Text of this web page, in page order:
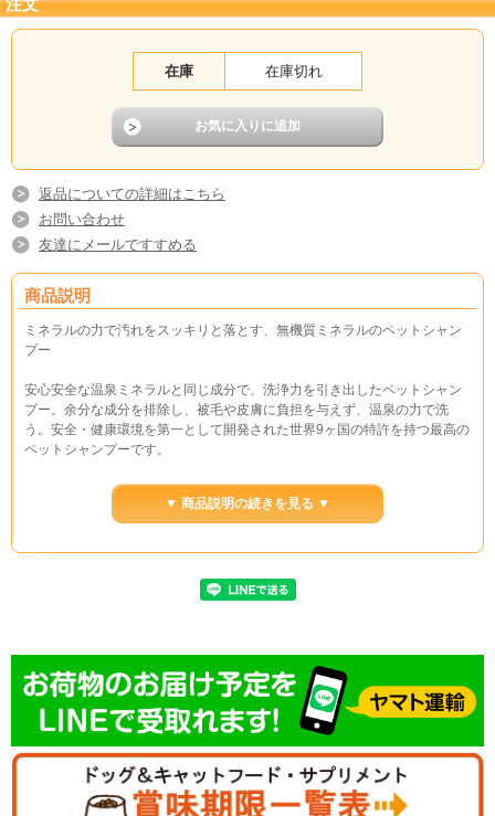
在庫 在庫切れ
返品についての詳細はこちら
お問い合わせ
友達にメールですすめる
商品説明
ミネラルの力で汚れをスッキリと落とす、無機質ミネラルのペットシャン
プー
安心安全な温泉ミネラルと同じ成分で、洗浄力を引き出したペットシャン
プー。余分な成分を排除し、被毛や皮膚に負担を与えず、温泉の力で洗
う。安全・健康環境を第一として開発された世界9ヶ国の特許を持つ最高の
ペットシャンプーです。
▼ 商品説明の続きを見る ▼